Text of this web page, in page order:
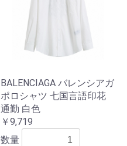
BALENCIAGA バレンシアガ
ポロシャツ 七国言語印花
通勤 白色
￥9,719
数量